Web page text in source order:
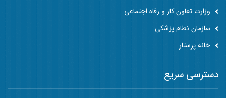
وزارت تعاون کار و رفاه اجتماعی
سازمان نظام پزشکی
خانه پرستار
دسترسی سریع